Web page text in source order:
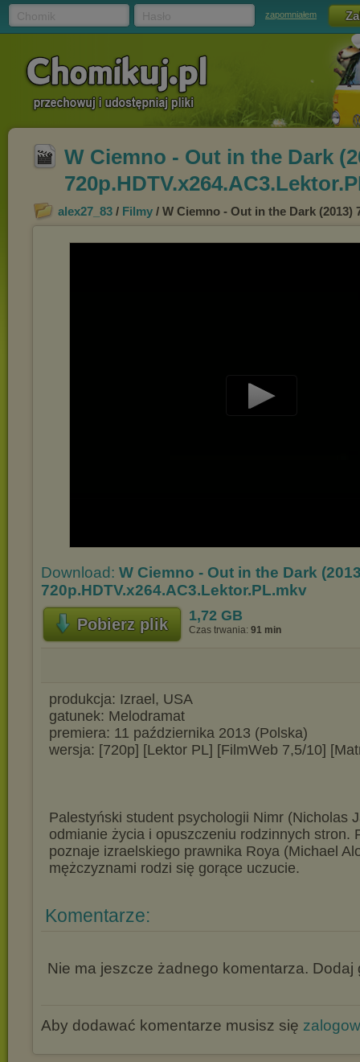
zapomniałem
W Ciemno - Out in the Dark
alex27_83 / Filmy / W Ciemno - Out in the Dark (2013)
Download: W Ciemno - Out in the Dark
720p.HDTV.x264.AC3.Lektor.PL.mkv
Pobierz plik 1,72 GB
Czas trwania: 91 min
produkcja: Izrael, USA
gatunek: Melodramat
premiera: 11 października 2013 (Polska)
wersja: [720p] [Lektor PL] [FilmWeb 7,5/10]
Palestyński student psychologii Nimr (Nicholas
odmianie życia i opuszczeniu rodzinnych stron.
poznaje izraelskiego prawnika Roya (Michael
mężczyznami rodzi się gorące uczucie.
Komentarze:
Nie ma jeszcze żadnego komentarza. Dodaj
Aby dodawać komentarze musisz się